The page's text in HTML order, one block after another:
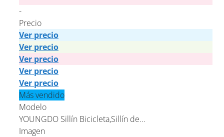
-
Precio
Ver precio
Ver precio
Ver precio
Ver precio
Ver precio
Más vendido
Modelo
YOUNGDO Sillín Bicicleta,Sillín de...
Imagen